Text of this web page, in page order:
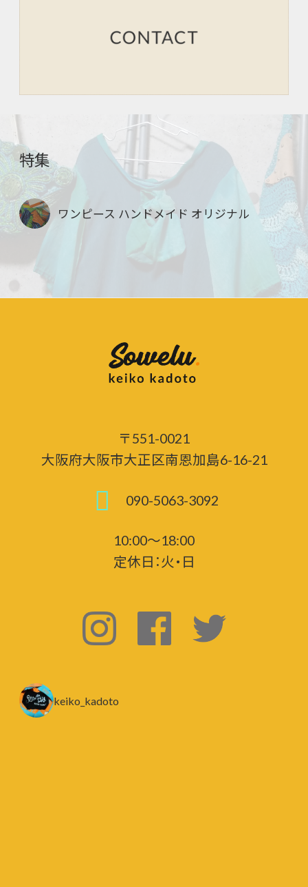
特集
ワンピース ハンドメイド オリジナル
〒551-0021
大阪府大阪市大正区南恩加島6-16-21
090-5063-3092
10:00～18:00
定休日：火・日
keiko_kadoto